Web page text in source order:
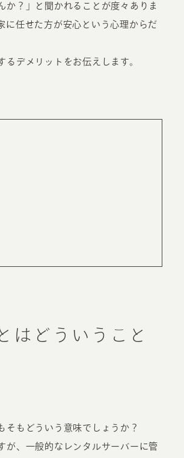
る閲覧環境を想定した
ーをファン化する コンテンツマーケティング
か？」と聞かれることが度々ありま
に任せた方が安心という心理からだ
デメリットをお伝えします。
はどういうこと
そもどういう意味でしょうか？
が、一般的なレンタルサーバーに管